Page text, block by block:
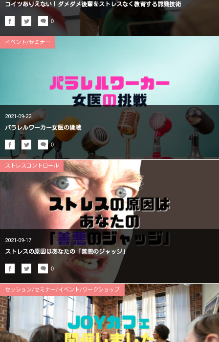
コイツありえない！ダメダメ後輩をストレスなく教育する認識技術
0
イベント/セミナー
2021-09-22
パラレルワーカー女医の挑戦
0
ストレスコントロール
2021-09-17
ストレスの原因はあなたの「善悪のジャッジ」
0
セッション/セミナー/イベント/ワークショップ